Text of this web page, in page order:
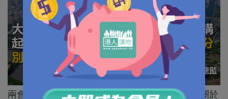
兩會目前正在北京召開，而社會各界都特別關注關於